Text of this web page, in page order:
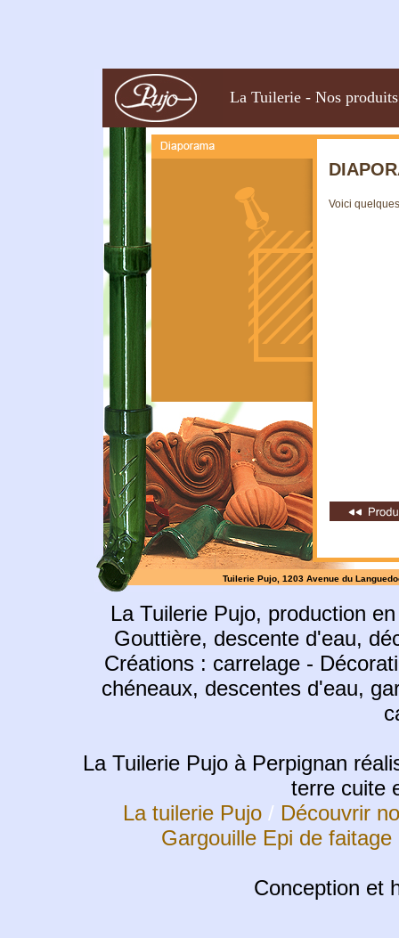
La Tuilerie- Nos produits
Voici
Tuilerie Pujo, 1203 Avenue du
La Tuilerie Pujo, production
Gouttière, descente d'eau,
Créations : carrelage -
chéneaux, descentes d'eau,
La Tuilerie Pujo à Perpignan
terre cuite
La tuilerie Pujo / Découvrir
Gargouille Epi de
Conception et